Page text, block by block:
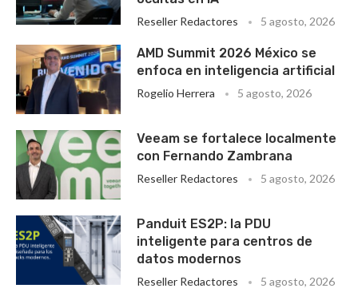
Reseller Redactores 5 agosto, 2026
AMD Summit 2026 México se
enfoca en inteligencia artificial
Rogelio Herrera 5 agosto, 2026
Veeam se fortalece localmente
con Fernando Zambrana
Reseller Redactores 5 agosto, 2026
Panduit ES2P: la PDU
inteligente para centros de
datos modernos
Reseller Redactores 5 agosto, 2026